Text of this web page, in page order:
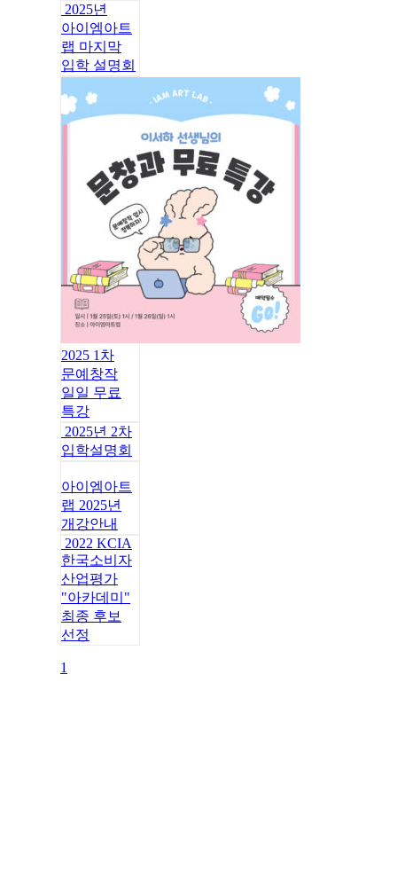
2025년
아이엠아트
랩 마지막
입학 설명회
2025 1차
문예창작
일일 무료
특강
2025년 2차
입학설명회
아이엠아트
랩 2025년
개강안내
2022 KCIA
한국소비자
산업평가
"아카데미"
최종 후보
선정
1